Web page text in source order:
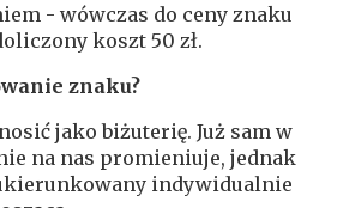
- wówczas do ceny znaku
koszt 50 zł.
znaku?
jako biżuterię. Już sam w
na nas promieniuje, jednak
indywidualnie